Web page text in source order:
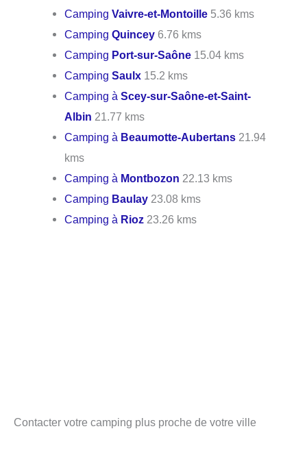
CampingVaivre-et-Montoille 5.36 kms
CampingQuincey 6.76 kms
Camping Port-sur-Saône 15.04 kms
CampingSaulx 15.2 kms
Camping àScey-sur-Saône-et-Saint-
Albin 21.77 kms
Camping à Beaumotte-Aubertans 21.94
kms
Camping à Montbozon 22.13 kms
Camping Baulay 23.08 kms
Camping à Rioz 23.26 kms
Contacter votre camping plus proche de votre ville